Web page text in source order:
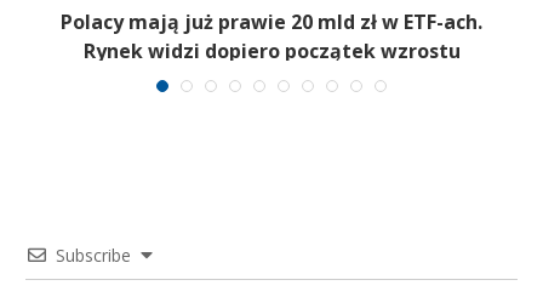
Polacy mają już prawie 20 mld zł w ETF-ach.
Rynek widzi dopiero początek wzrostu
Subscribe